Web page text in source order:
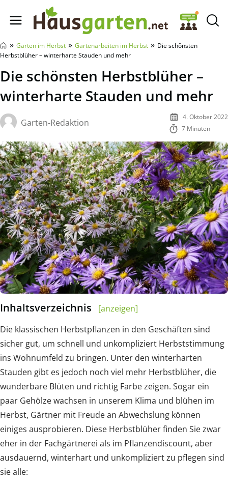
Hausgarten.net
» Garten im Herbst » Gartenarbeiten im Herbst » Die schönsten
Herbstblüher – winterharte Stauden und mehr
Die schönsten Herbstblüher –
winterharte Stauden und mehr
Garten-Redaktion
4. Oktober 2022
7 Minuten
Inhaltsverzeichnis
[anzeigen]
Die klassischen Herbstpflanzen in den Geschäften sind
sicher gut, um schnell und unkompliziert Herbststimmung
ins Wohnumfeld zu bringen. Unter den winterharten
Stauden gibt es jedoch noch viel mehr Herbstblüher, die
wunderbare Blüten und richtig Farbe zeigen. Sogar ein
paar Gehölze wachsen in unserem Klima und blühen im
Herbst, Gärtner mit Freude an Abwechslung können
einiges ausprobieren. Diese Herbstblüher finden Sie zwar
eher in der Fachgärtnerei als im Pflanzendiscount, aber
ausdauernd, winterhart und unkompliziert zu pflegen sind
sie alle: